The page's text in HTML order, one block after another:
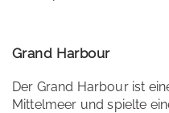
Grand Harbour
Der Grand Harbour ist
Mittelmeer und spielte